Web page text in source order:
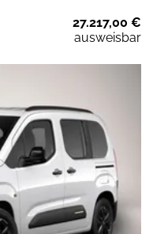
27.217,00 €
ausweisbar